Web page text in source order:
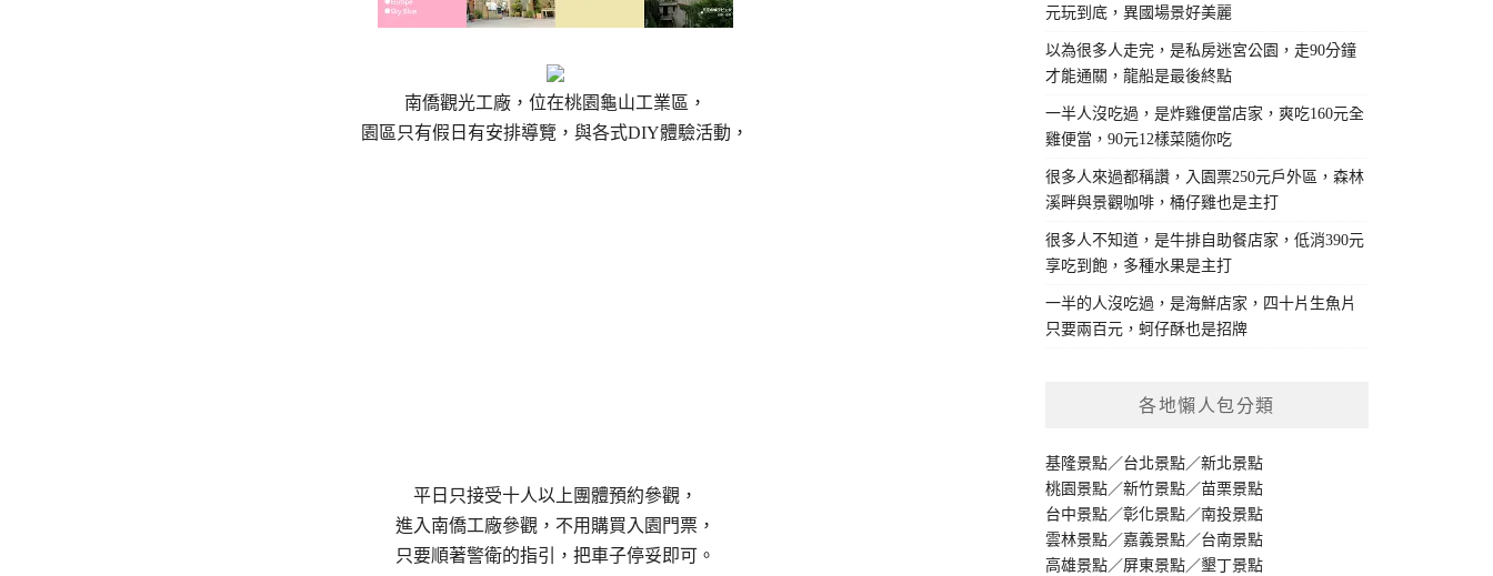
南僑觀光工廠，位在桃園龜山工業區，
園區只有假日有安排導覽，與各式DIY體驗活動，
平日只接受十人以上團體預約參觀，
進入南僑工廠參觀，不用購買入園門票，
只要順著警衛的指引，把車子停妥即可。
元玩到底，異國場景好美麗
以為很多人走完，是私房迷宮公園，走90分鐘
才能通關，龍船是最後終點
一半人沒吃過，是炸雞便當店家，爽吃160元全
雞便當，90元12樣菜隨你吃
很多人來過都稱讚，入園票250元戶外區，森林
溪畔與景觀咖啡，桶仔雞也是主打
很多人不知道，是牛排自助餐店家，低消390元
享吃到飽，多種水果是主打
一半的人沒吃過，是海鮮店家，四十片生魚片
只要兩百元，蚵仔酥也是招牌
各地懶人包分類
基隆景點／台北景點／新北景點
桃園景點／新竹景點／苗栗景點
台中景點／彰化景點／南投景點
雲林景點／嘉義景點／台南景點
高雄景點／屏東景點／墾丁景點